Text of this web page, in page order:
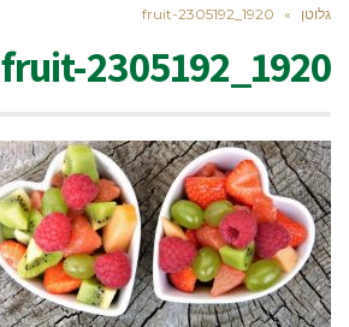
גלוטן »
fruit-2305192_1920
fruit-2305192_1920